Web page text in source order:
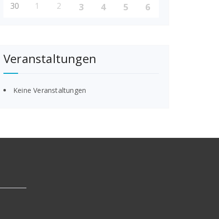
30 1 2 3 4 5 6
Veranstaltungen
Keine Veranstaltungen